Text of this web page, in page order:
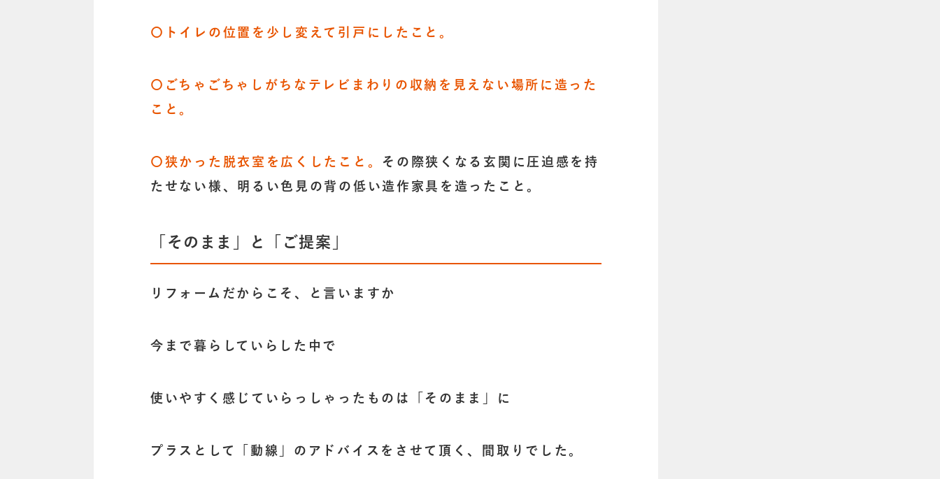
〇トイレの位置を少し変えて引戸にしたこと。
〇ごちゃごちゃしがちなテレビまわりの収納を見えない場所に造った
こと。
〇狭かった脱衣室を広くしたこと。 その際狭くなる玄関に圧迫感を持
たせない様、明るい色見の背の低い造作家具を造ったこと。
「そのまま」と「ご提案」
リフォームだからこそ、と言いますか
今まで暮らしていらした中で
使いやすく感じていらっしゃったものは「そのまま」に
プラスとして「動線」のアドバイスをさせて頂く、間取りでした。